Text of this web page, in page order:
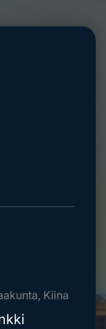
Kiina